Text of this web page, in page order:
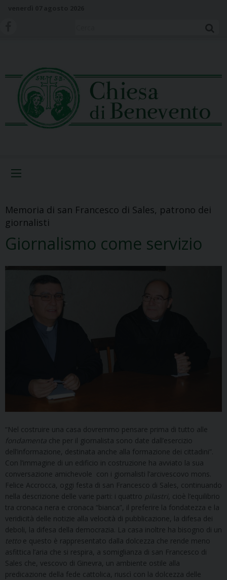
Memoria di san Francesco di Sales, patrono dei
giornalisti
Giornalismo come servizio
“Nel costruire una casa dovremmo pensare prima di tutto alle
fondamenta che per il giornalista sono date dall’esercizio
dell’informazione, destinata anche alla formazione dei cittadini”.
Con l’immagine di un edificio in costruzione ha avviato la sua
conversazione amichevole con i giornalisti l’arcivescovo mons.
Felice Accrocca, oggi festa di san Francesco di Sales, continuando
nella descrizione delle varie parti: i quattro pilastri, cioè l’equilibrio
tra cronaca nera e cronaca “bianca”, il preferire la fondatezza e la
veridicità delle notizie alla velocità di pubblicazione, la difesa dei
deboli, la difesa della democrazia. La casa inoltre ha bisogno di un
tetto e questo è rappresentato dalla dolcezza che rende meno
asfittica l’aria che si respira, a somiglianza di san Francesco di
Sales che, vescovo di Ginevra, un ambiente ostile alla
predicazione della fede cattolica, riuscì con la dolcezza delle